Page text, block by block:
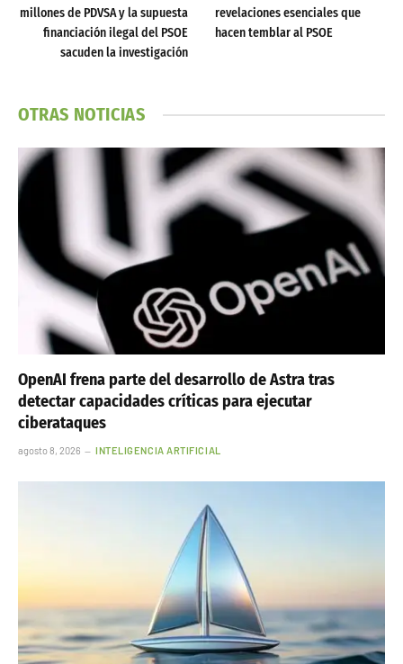
millones de PDVSA y la supuesta
financiación ilegal del PSOE
sacuden la investigación
revelaciones esenciales que
hacen temblar al PSOE
OTRAS NOTICIAS
OpenAI frena parte del desarrollo de Astra tras
detectar capacidades críticas para ejecutar
ciberataques
agosto 8, 2026 INTELIGENCIA ARTIFICIAL